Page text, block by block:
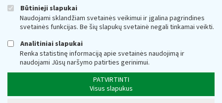
Būtinieji slapukai
Naudojami sklandžiam svetainės veikimui ir įgalina pagrindines
svetainės funkcijas. Be šių slapukų svetainė negali tinkamai veikti.
Analitiniai slapukai
Renka statistinę informaciją apie svetainės naudojimą ir
naudojami Jūsų naršymo patirties gerinimui.
PATVIRTINTI
Visus slapukus